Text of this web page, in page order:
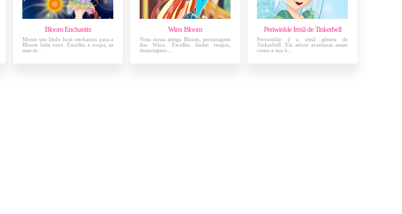
Bloom Enchantix
Monte um lindo look enchantix para a
Bloom fada winx. Escolha a roupa, as
asas m...
Winx Bloom
Vista nossa amiga Bloom, personagem
das Winx. Escolha lindas roupas,
maquiagens ...
Periwinkle Irmã de Tinkerbell
Periwinkle é a irmã gêmea de
Tinkerbell. Ela adora aventuras assim
como a sua ir...